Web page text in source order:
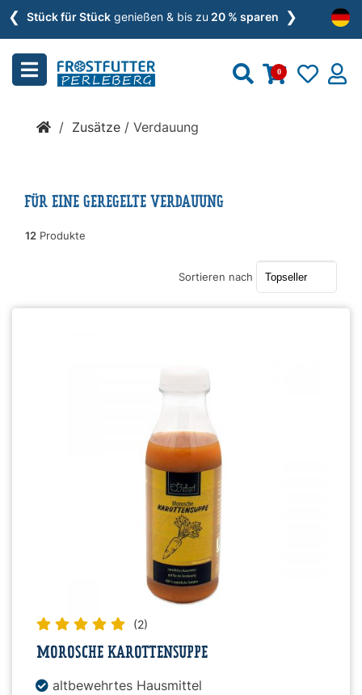
Stück für Stück genießen & bis zu 20 % sparen
❮ ❯
0
Menu
schließen
Kategorien
Nassfutter
BARF
/ Zusätze / Verdauung
FÜR EINE GEREGELTE VERDAUUNG
12 Produkte
Sortieren nach
(2)
MOROSCHE KAROTTENSUPPE
altbewehrtes Hausmittel